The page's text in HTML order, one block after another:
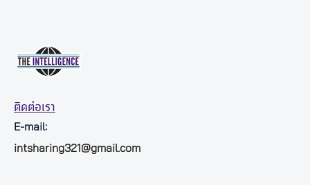
ติดต่อเรา
E-mail:
intsharing321@gmail.com